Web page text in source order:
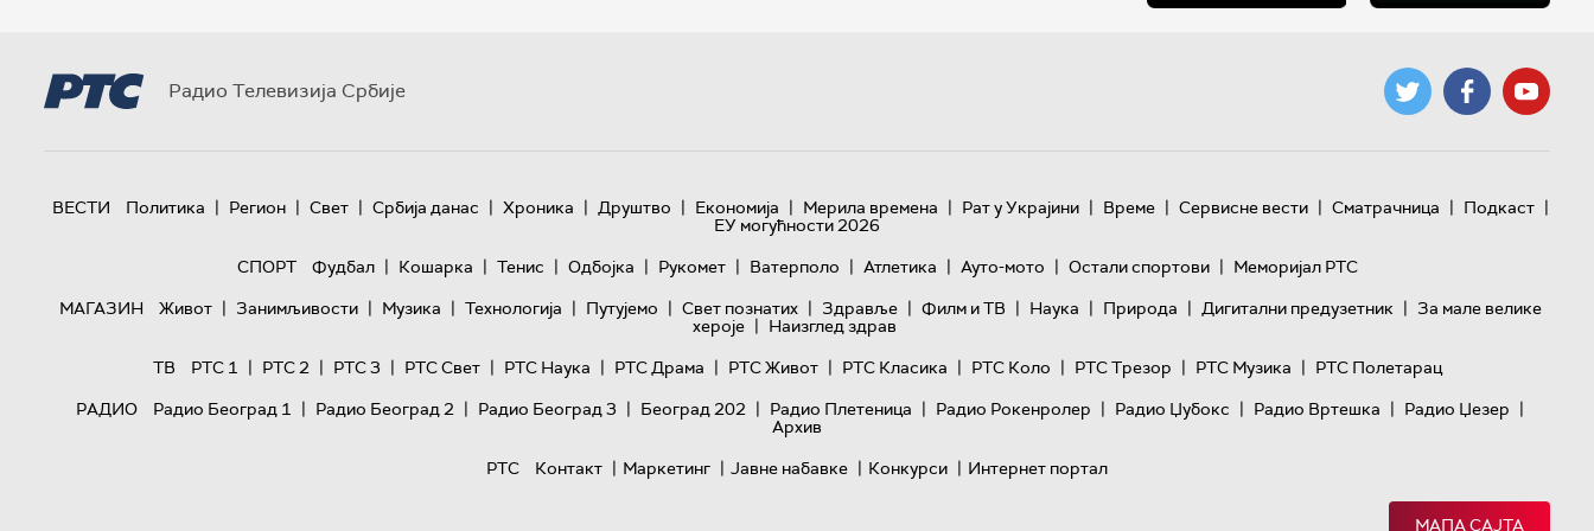
Радио Телевизија Србије
ВЕСТИ Политика | Регион | Свет | Србија данас | Хроника | Друштво | Економија | Мерила времена | Рат у Украјини | Време | Сервисне вести | Сматрачница | Подкаст |
ЕУ могућности 2026
СПОРТ
Фудбал | Кошарка | Тенис | Одбојка | Рукомет | Ватерполо | Атлетика | Ауто-мото | Остали спортови | Меморијал РТС
МАГАЗИН
Живот | Занимљивости | Музика | Технологијa | Путујемо | Свет познатих | Здравље | Филм и ТВ | Наука | Природа | Дигитални предузетник | За мале велике
хероје | Наизглед здрав
ТВ
РТС 1 | РТС 2 | РТС 3 | РТС Свет | РТС Наука | РТС Драма | РТС Живот | РТС Класика | РТС Коло | РТС Трезор | РТС Музика | РТС Полетарац
РАДИО
Радио Београд 1 | Радио Београд 2 | Радио Београд 3 | Београд 202 | Радио Плетеница | Радио Рокенролер | Радио Џубокс | Радио Вртешка | Радио Џезер |
Архив
РТС
Контакт | Маркетинг | Јавне набавке | Конкурси | Интернет портал
МАПА САЈТА